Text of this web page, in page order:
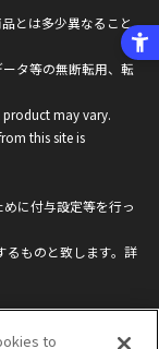
とは多少異なること
タ等の無断転用、転
may vary.
this site is
に付与設定等を行っ
ものと致します。詳
to